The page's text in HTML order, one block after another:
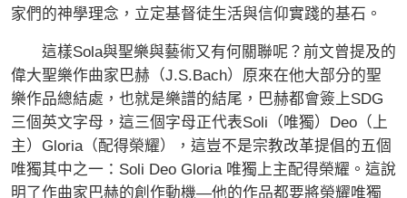
家們的神學理念，立定基督徒生活與信仰實踐的基石。
這樣Sola與聖樂與藝術又有何關聯呢？前文曾提及的
偉大聖樂作曲家巴赫（J.S.Bach）原來在他大部分的聖
樂作品總結處，也就是樂譜的結尾，巴赫都會簽上SDG
三個英文字母，這三個字母正代表Soli（唯獨）Deo（上
主）Gloria（配得榮耀），這豈不是宗教改革提倡的五個
唯獨其中之一：Soli Deo Gloria 唯獨上主配得榮耀。這說
明了作曲家巴赫的創作動機—他的作品都要將榮耀唯獨